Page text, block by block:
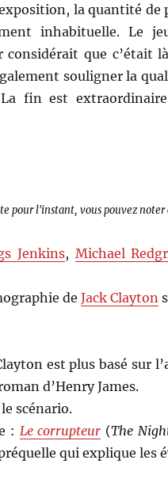
la quantité de
inhabituelle. Le
que c’était
souligner la
fin est
pour l'instant, vous pouvez noter
Jenkins, Michael
deJack Clayton
est plus basé sur
d’Henry James.
scénario.
: Le corrupteur (The
qui explique